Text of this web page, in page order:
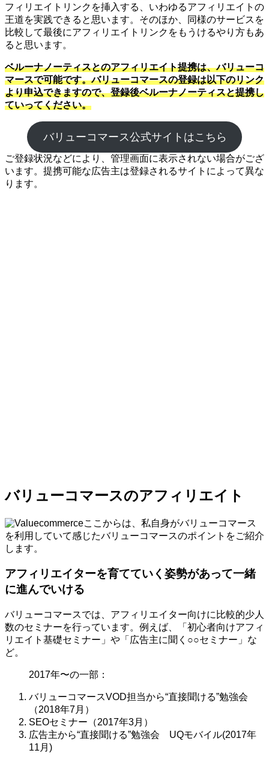
フィリエイトリンクを挿入する、いわゆるアフィリエイトの
王道を実践できると思います。そのほか、同様のサービスを
比較して最後にアフィリエイトリンクをもうけるやり方もあ
ると思います。
ベルーナノーティスとのアフィリエイト提携は、バリューコ
マースで可能です。バリューコマースの登録は以下のリンク
より申込できますので、登録後ベルーナノーティスと提携し
ていってください。
バリューコマース公式サイトはこちら
ご登録状況などにより、管理画面に表示されない場合がござ
います。提携可能な広告主は登録されるサイトによって異な
ります。
バリューコマースのアフィリエイト
ここからは、私自身がバリューコマース
を利用していて感じたバリューコマースのポイントをご紹介
します。
アフィリエイターを育てていく姿勢があって一緒
に進んでいける
バリューコマースでは、アフィリエイター向けに比較的少人
数のセミナーを行っています。例えば、「初心者向けアフィ
リエイト基礎セミナー」や「広告主に聞く○○セミナー」な
ど。
2017年〜の一部：
バリューコマースVOD担当から“直接聞ける”勉強会
（2018年7月）
SEOセミナー（2017年3月）
広告主から“直接聞ける”勉強会 UQモバイル(2017年
11月)